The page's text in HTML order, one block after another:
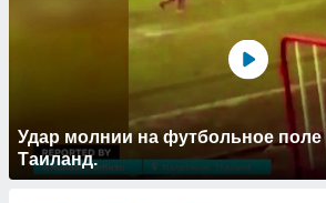
Удар молнии на футбольное поле
Таиланд.